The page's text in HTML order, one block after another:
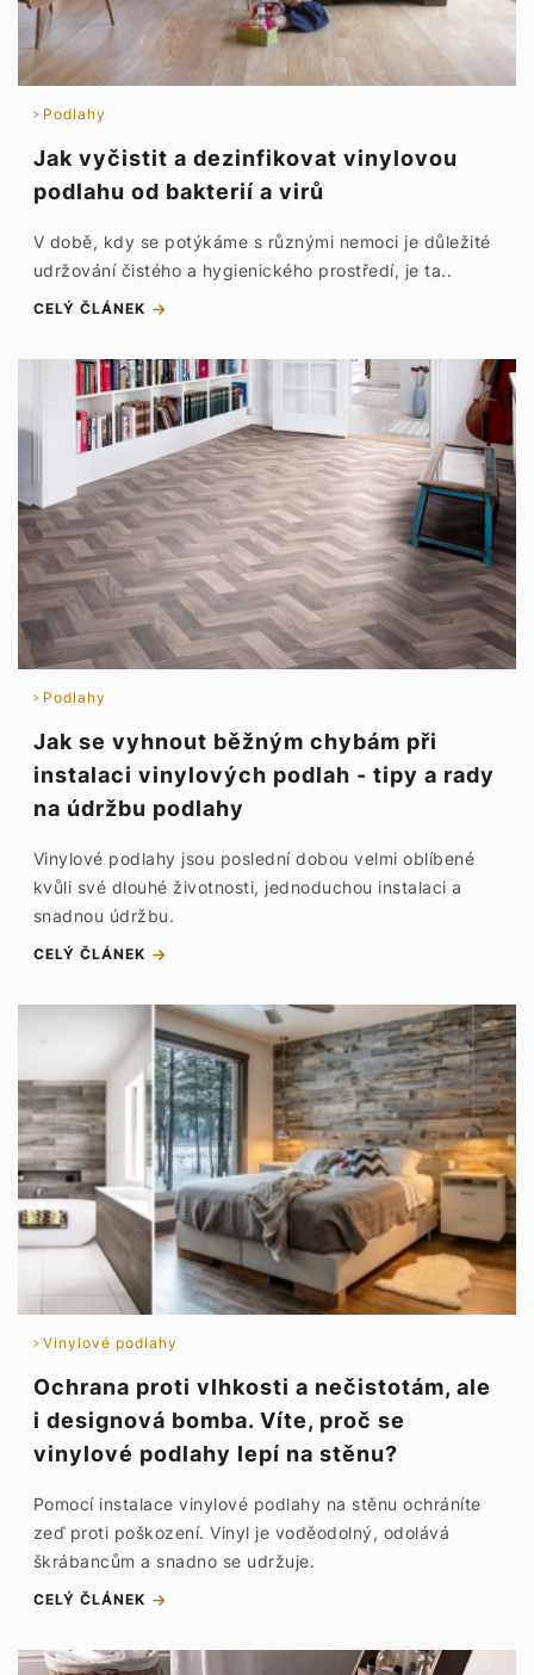
Podlahy
Jak vyčistit a dezinfikovat vinylovou
podlahu od bakterií a virů
V době, kdy se potýkáme s různými nemoci je důležité
udržování čistého a hygienického prostředí, je ta..
CELÝ ČLÁNEK
Podlahy
Jak se vyhnout běžným chybám při
instalaci vinylových podlah - tipy a rady
na údržbu podlahy
Vinylové podlahy jsou poslední dobou velmi oblíbené
kvůli své dlouhé životnosti, jednoduchou instalaci a
snadnou údržbu.
CELÝ ČLÁNEK
Vinylové podlahy
Ochrana proti vlhkosti a nečistotám, ale
i designová bomba. Víte, proč se
vinylové podlahy lepí na stěnu?
Pomocí instalace vinylové podlahy na stěnu ochráníte
zeď proti poškození. Vinyl je voděodolný, odolává
škrábancům a snadno se udržuje.
CELÝ ČLÁNEK